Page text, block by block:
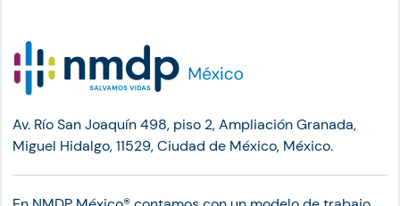
Av. Río San Joaquín 498, piso 2, Ampliación Granada,
Miguel Hidalgo, 11529, Ciudad de México, México.